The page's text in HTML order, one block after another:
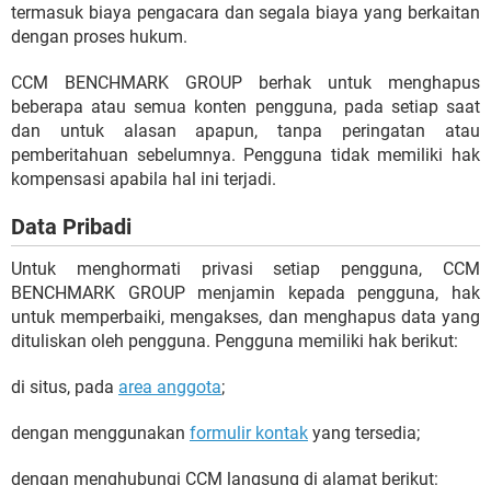
termasuk biaya pengacara dan segala biaya yang berkaitan
dengan proses hukum.
CCM BENCHMARK GROUP berhak untuk menghapus
beberapa atau semua konten pengguna, pada setiap saat
dan untuk alasan apapun, tanpa peringatan atau
pemberitahuan sebelumnya. Pengguna tidak memiliki hak
kompensasi apabila hal ini terjadi.
Data Pribadi
Untuk menghormati privasi setiap pengguna, CCM
BENCHMARK GROUP menjamin kepada pengguna, hak
untuk memperbaiki, mengakses, dan menghapus data yang
dituliskan oleh pengguna. Pengguna memiliki hak berikut:
di situs, pada area anggota;
dengan menggunakan formulir kontak yang tersedia;
dengan menghubungi CCM langsung di alamat berikut: